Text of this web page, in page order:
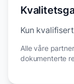
Kun
Alle våre
dokumenterte